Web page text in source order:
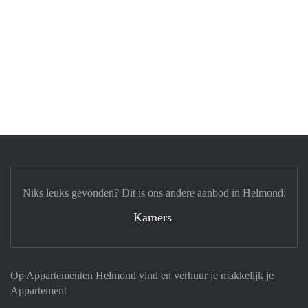
Op Appartementen Helmond vind en verhuur je makkelijk je
Appartement
Niks leuks gevonden? Dit is ons andere aanbod in Helmond:
Kamers